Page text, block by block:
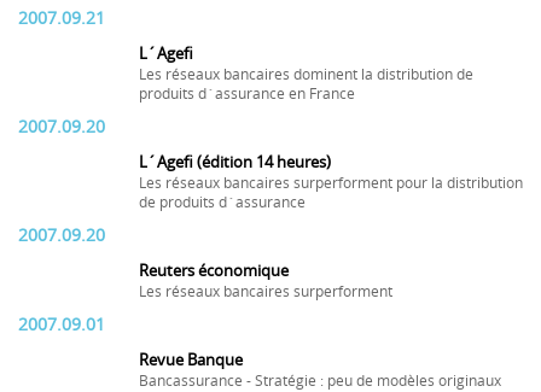
2007.09.21
L´Agefi
Les réseaux bancaires dominent la distribution de
produits d´assurance en France
2007.09.20
L´Agefi (édition 14 heures)
Les réseaux bancaires surperforment pour la distribution
de produits d´assurance
2007.09.20
Reuters économique
Les réseaux bancaires surperforment
2007.09.01
Revue Banque
Bancassurance - Stratégie : peu de modèles originaux